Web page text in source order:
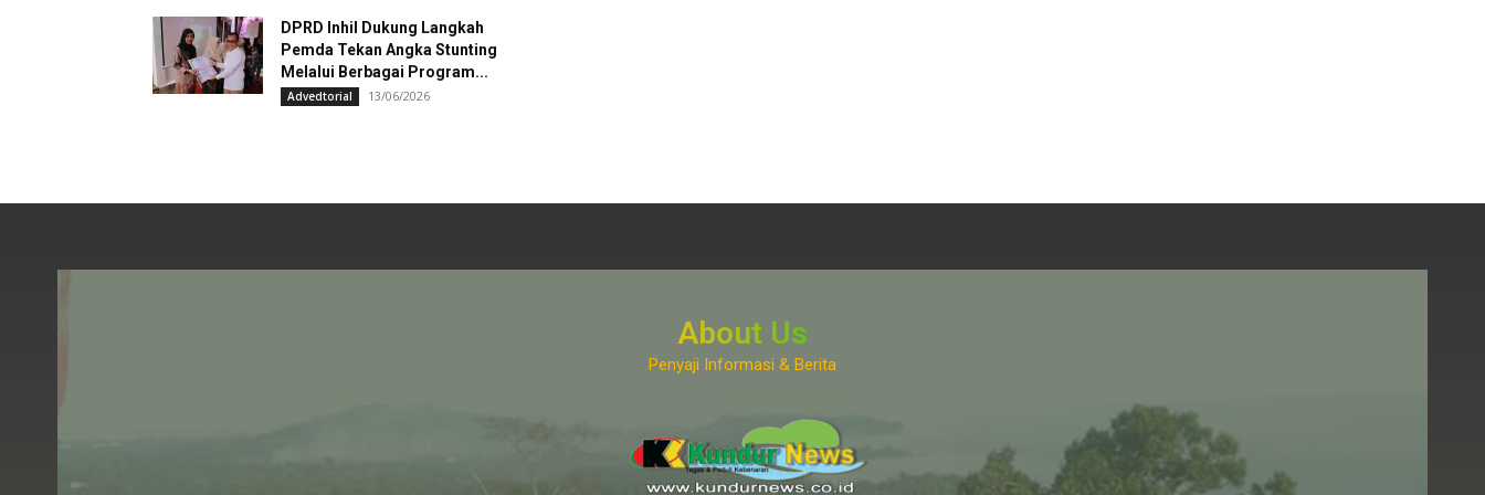
DPRD Inhil Dukung Langkah
Pemda Tekan Angka Stunting
Melalui Berbagai Program...
Advedtorial 13/06/2026
About Us
Penyaji Informasi & Berita
www.kundurnews.co.id